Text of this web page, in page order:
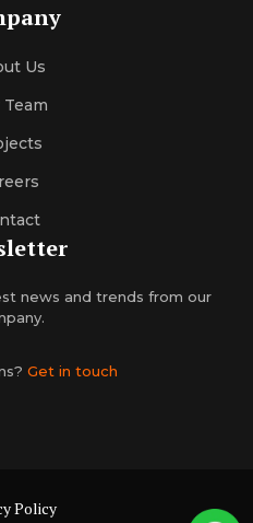
Us
news and trends from our
Get in touch
Policy